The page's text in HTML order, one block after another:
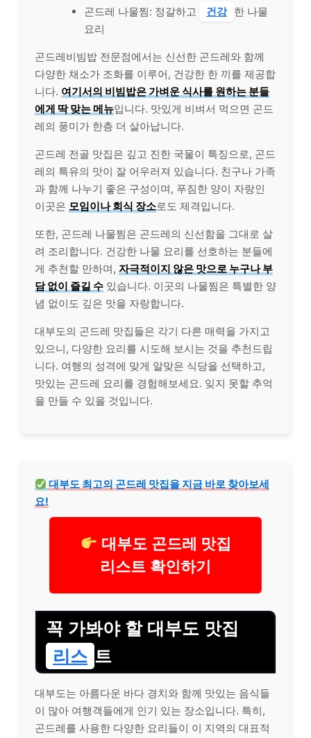
곤드레 나물찜: 정갈하고
건강 한 나물
요리
곤드레비빔밥 전문점에서는 신선한 곤드레와 함께
다양한 채소가 조화를 이루어, 건강한 한 끼를 제공합
니다. 여기서의 비빔밥은 가벼운 식사를 원하는 분들
에게 딱 맞는 메뉴입니다. 맛있게 비벼서 먹으면 곤드
레의 풍미가 한층 더 살아납니다.
곤드레 전골 맛집은 깊고 진한 국물이 특징으로, 곤드
레의 특유의 맛이 잘 어우러져 있습니다. 친구나 가족
과 함께 나누기 좋은 구성이며, 푸짐한 양이 자랑인
이곳은 모임이나 회식 장소로도 제격입니다.
또한, 곤드레 나물찜은 곤드레의 신선함을 그대로 살
려 조리합니다. 건강한 나물 요리를 선호하는 분들에
게 추천할 만하며, 자극적이지 않은 맛으로 누구나 부
담 없이 즐길 수 있습니다. 이곳의 나물찜은 특별한 양
념 없이도 깊은 맛을 자랑합니다.
대부도의 곤드레 맛집들은 각기 다른 매력을 가지고
있으니, 다양한 요리를 시도해 보시는 것을 추천드립
니다. 여행의 성격에 맞게 알맞은 식당을 선택하고,
맛있는 곤드레 요리를 경험해보세요. 잊지 못할 추억
을 만들 수 있을 것입니다.
대부도 최고의 곤드레 맛집을 지금 바로 찾아보세
요!
대부도 곤드레 맛집
리스트 확인하기
꼭 가봐야 할 대부도 맛집
리스 트
대부도는 아름다운 바다 경치와 함께 맛있는 음식들
이 많아 여행객들에게 인기 있는 장소입니다. 특히,
곤드레를 사용한 다양한 요리들이 이 지역의 대표적